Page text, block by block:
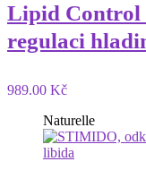
Lipid Control
regulaci
989.00 Kč
Naturelle